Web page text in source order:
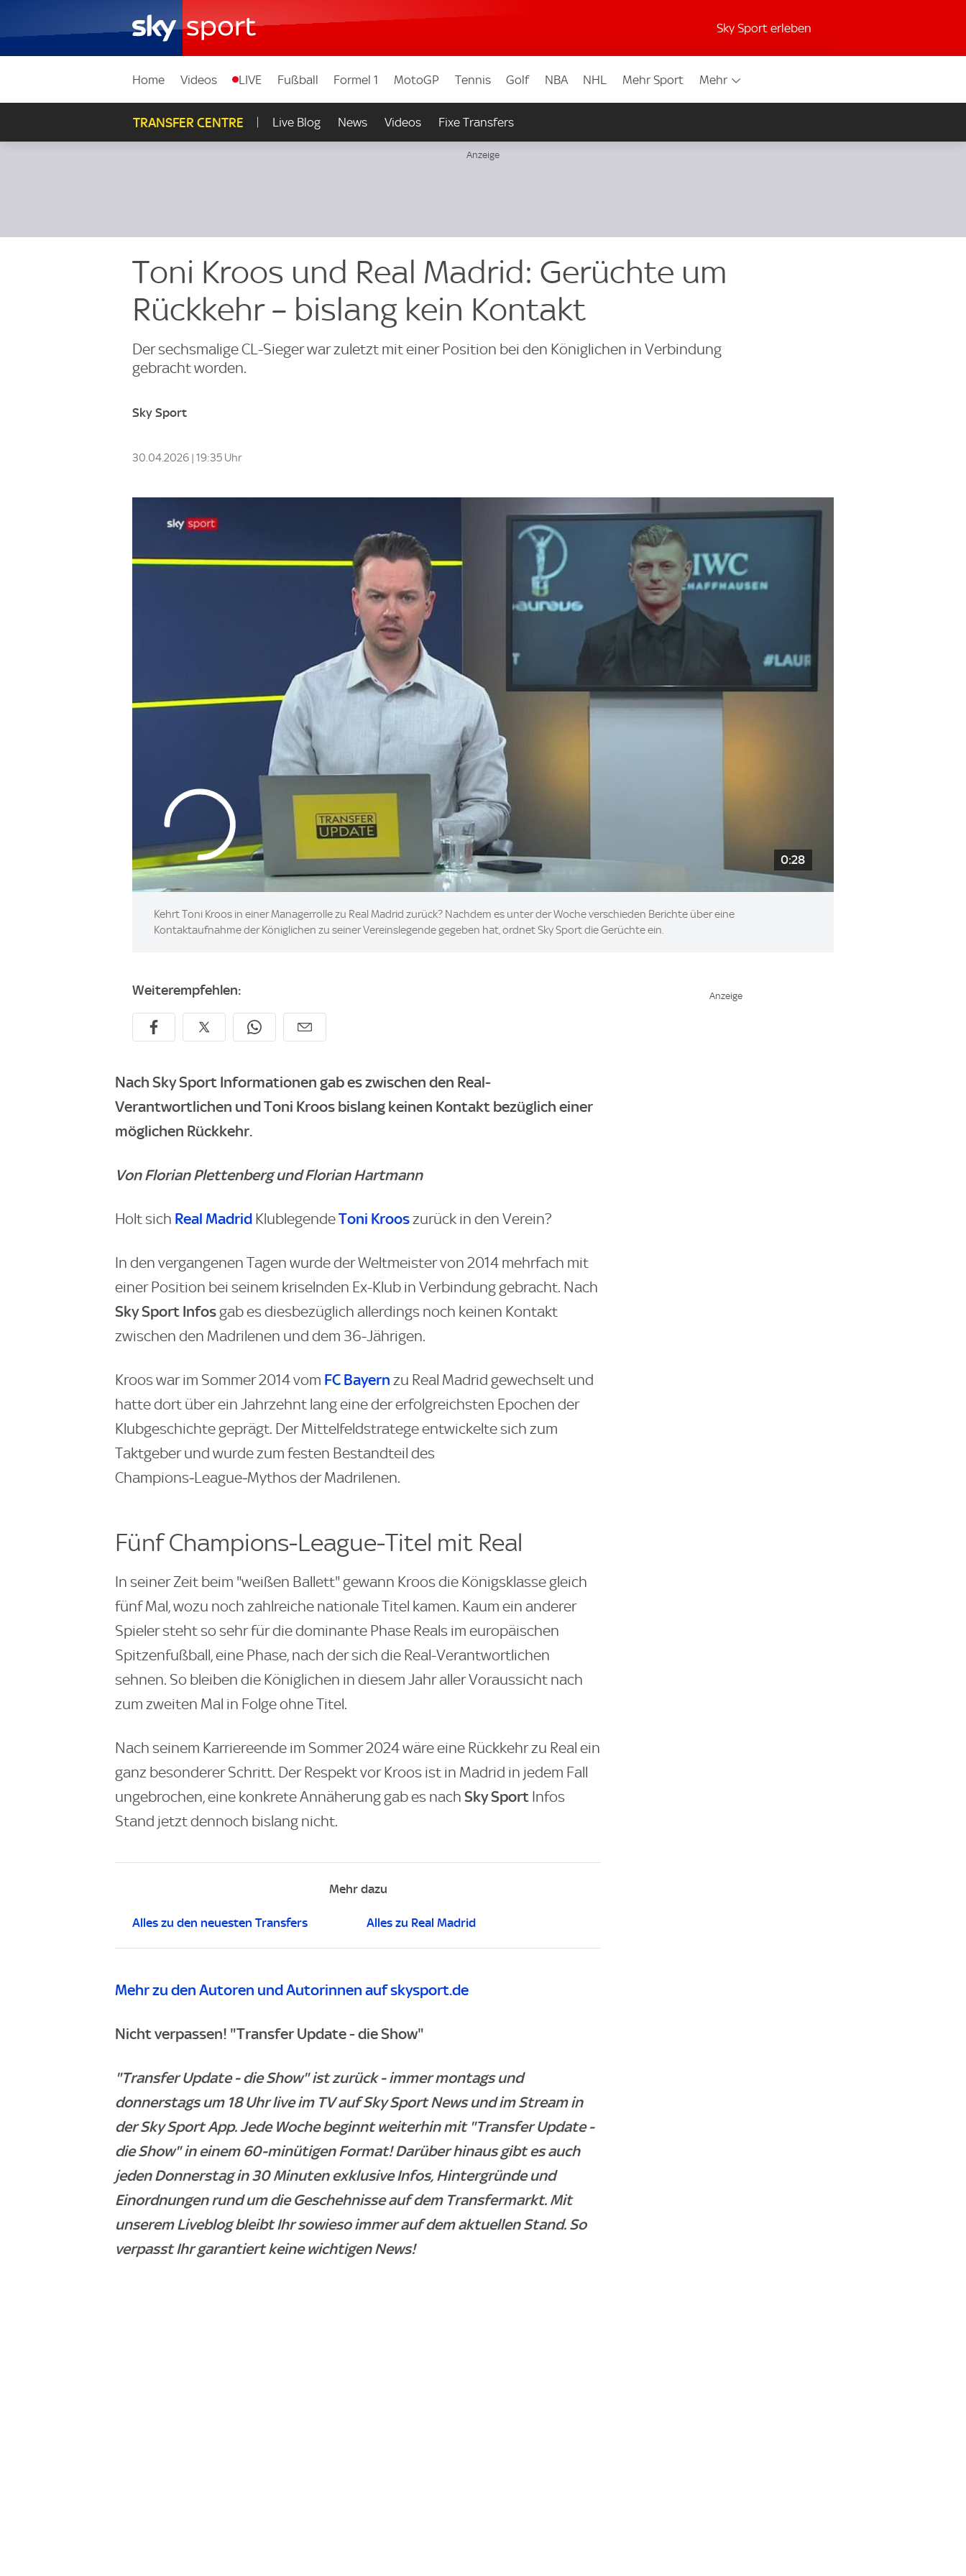
Sky Sport erleben
Home Videos LIVE Fußball Formel 1 MotoGP Tennis Golf NBA NHL Mehr Sport Mehr
TRANSFER CENTRE Live Blog News Videos Fixe Transfers
Toni Kroos und Real Madrid: Gerüchte um
Rückkehr – bislang kein Kontakt
Der sechsmalige CL-Sieger war zuletzt mit einer Position bei den Königlichen in Verbindung
gebracht worden.
Sky Sport
30.04.2026 | 19:35 Uhr
0:28
Kehrt Toni Kroos in einer Managerrolle zu Real Madrid zurück? Nachdem es unter der Woche verschieden Berichte über eine
Kontaktaufnahme der Königlichen zu seiner Vereinslegende gegeben hat, ordnet Sky Sport die Gerüchte ein.
Weiterempfehlen:
Nach Sky Sport Informationen gab es zwischen den Real-
Verantwortlichen und Toni Kroos bislang keinen Kontakt bezüglich einer
möglichen Rückkehr.
Von Florian Plettenberg und Florian Hartmann
Holt sich Real Madrid KlublegendeToni Krooszurück in den Verein?
In den vergangenen Tagen wurde der Weltmeister von 2014 mehrfach mit
einer Position bei seinem kriselnden Ex-Klub in Verbindung gebracht. Nach
Sky Sport Infos gab es diesbezüglich allerdings noch keinen Kontakt
zwischen den Madrilenen und dem 36-Jährigen.
Kroos war im Sommer 2014 vom FC Bayern zu Real Madrid gewechselt und
hatte dort über ein Jahrzehnt lang eine der erfolgreichsten Epochen der
Klubgeschichte geprägt. Der Mittelfeldstratege entwickelte sich zum
Taktgeber und wurde zum festen Bestandteil des
Champions‑League‑Mythos der Madrilenen.
Fünf Champions‑League‑Titel mit Real
In seiner Zeit beim "weißen Ballett" gewann Kroos die Königsklasse gleich
fünf Mal, wozu noch zahlreiche nationale Titel kamen. Kaum ein anderer
Spieler steht so sehr für die dominante Phase Reals im europäischen
Spitzenfußball, eine Phase, nach der sich die Real-Verantwortlichen
sehnen. So bleiben die Königlichen in diesem Jahr aller Voraussicht nach
zum zweiten Mal in Folge ohne Titel.
Nach seinem Karriereende im Sommer 2024 wäre eine Rückkehr zu Real ein
ganz besonderer Schritt. Der Respekt vor Kroos ist in Madrid in jedem Fall
ungebrochen, eine konkrete Annäherung gab es nach Sky Sport Infos
Stand jetzt dennoch bislang nicht.
Mehr dazu
Alles zu den neuesten Transfers Alles zu Real Madrid
Mehr zu den Autoren und Autorinnen auf skysport.de
Nicht verpassen! "Transfer Update - die Show"
"Transfer Update - die Show" ist zurück - immer montags und
donnerstags um 18 Uhr live im TV auf Sky Sport News und im Stream in
der Sky Sport App. Jede Woche beginnt weiterhin mit "Transfer Update -
die Show" in einem 60-minütigen Format! Darüber hinaus gibt es auch
jeden Donnerstag in 30 Minuten exklusive Infos, Hintergründe und
Einordnungen rund um die Geschehnisse auf dem Transfermarkt. Mit
unserem Liveblog bleibt Ihr sowieso immer auf dem aktuellen Stand. So
verpasst Ihr garantiert keine wichtigen News!